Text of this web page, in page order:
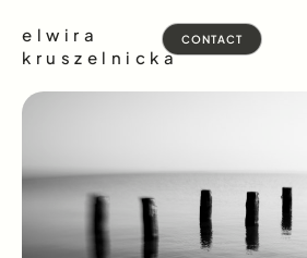
elwira
kruszelnicka
CONTACT